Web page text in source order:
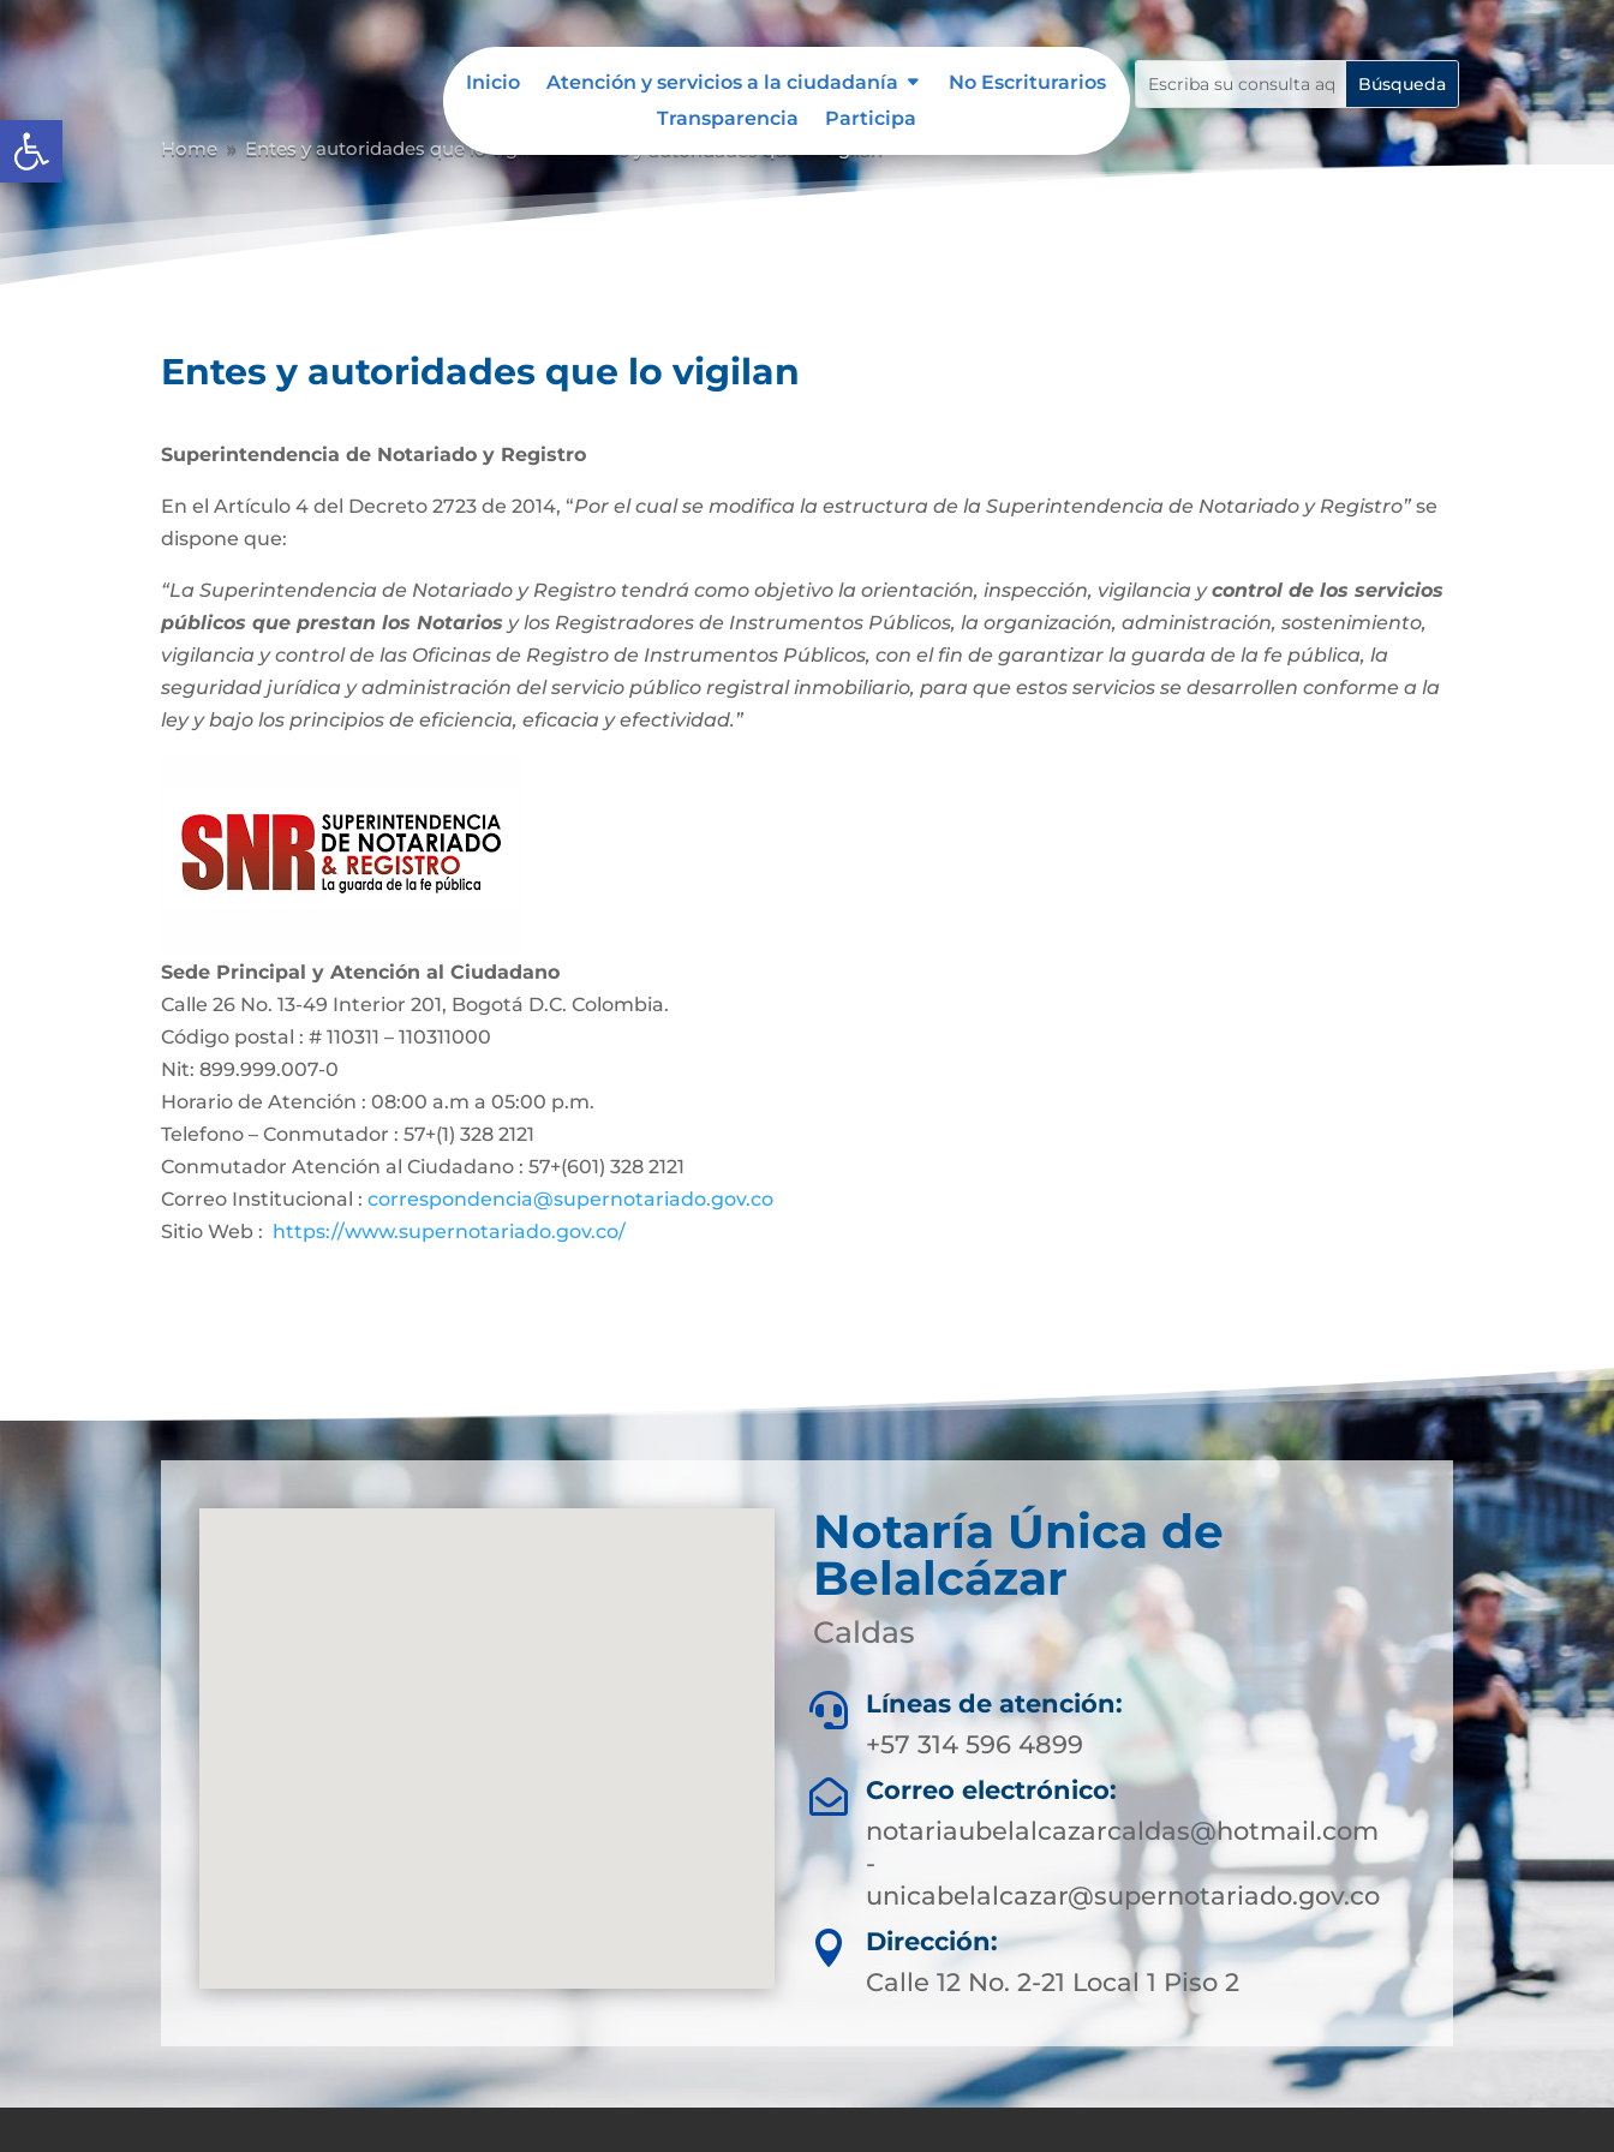
Abrir barra de herramientas
Inicio Atención y servicios a la ciudadanía
No Escriturarios
Transparencia
Participa
Home 9 Entes y autoridades que lo vigilan
Entes y autoridades que lo vigilan
Superintendencia de Notariado y Registro
En el Artículo 4 del Decreto 2723 de 2014, “Por el cual se modifica la estructura de la Superintendencia de Notariado y Registro” se
dispone que:
“La Superintendencia de Notariado y Registro tendrá como objetivo la orientación, inspección, vigilancia ycontrol de los servicios
públicos que prestan los Notarios y los Registradores de Instrumentos Públicos, la organización, administración, sostenimiento,
vigilancia y control de las Oficinas de Registro de Instrumentos Públicos, con el fin de garantizar la guarda de la fe pública, la
seguridad jurídica y administración del servicio público registral inmobiliario, para que estos servicios se desarrollen conforme a la
ley y bajo los principios de eficiencia, eficacia y efectividad.”
Sede Principal y Atención al Ciudadano
Calle 26 No. 13-49 Interior 201, Bogotá D.C. Colombia.
Código postal : # 110311 – 110311000
Nit: 899.999.007-0
Horario de Atención : 08:00 a.m a 05:00 p.m.
Telefono – Conmutador : 57+(1) 328 2121
Conmutador Atención al Ciudadano : 57+(601) 328 2121
Correo Institucional : correspondencia@supernotariado.gov.co
Sitio Web : https://www.supernotariado.gov.co/
Notaría Única de
Belalcázar
Caldas

Líneas de atención:
+57 314 596 4899

Correo electrónico:
notariaubelalcazarcaldas@hotmail.com
-
unicabelalcazar@supernotariado.gov.co

Dirección:
Calle 12 No. 2-21 Local 1 Piso 2